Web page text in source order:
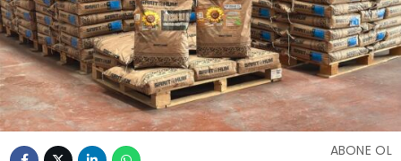
ABONE OL